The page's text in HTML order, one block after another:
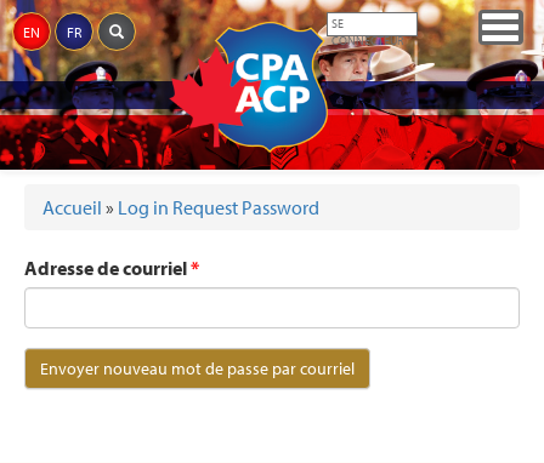
Aller
au
contenu
principal
EN FR
SE
CONNECTEUR
VOUS ÊTES ICI
Accueil » Log in Request Password
Adresse de courriel*